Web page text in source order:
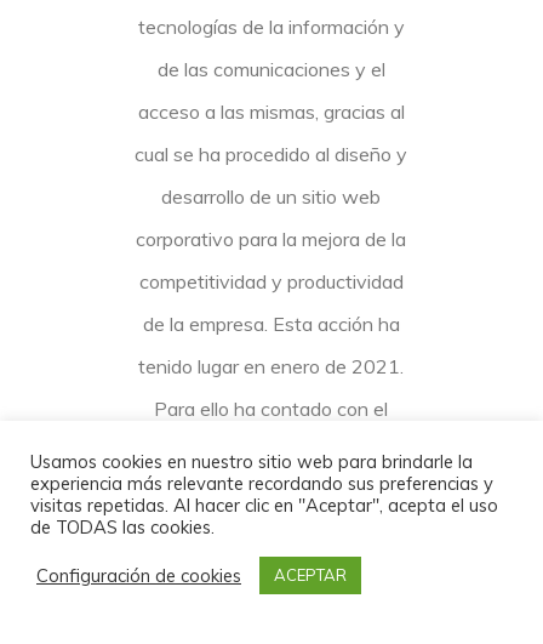
tecnologías de la información y
de las comunicaciones y el
acceso a las mismas, gracias al
cual se ha procedido al diseño y
desarrollo de un sitio web
corporativo para la mejora de la
competitividad y productividad
de la empresa. Esta acción ha
tenido lugar en enero de 2021.
Para ello ha contado con el
apoyo del Programa
TICCámaras Convocatoria
Extraordinaria de la Cámara de
Comercio de Granada.
Usamos cookies en nuestro sitio web para brindarle la
experiencia más relevante recordando sus preferencias y
visitas repetidas. Al hacer clic en "Aceptar", acepta el uso
de TODAS las cookies.
Configuración de cookies ACEPTAR